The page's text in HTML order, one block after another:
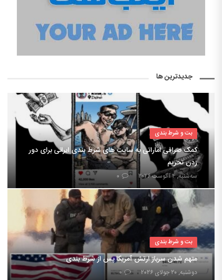
جدیدترین ها
بت و شرط بندی
کمک صرافی اماراتی به سایت های شرط بندی ایرانی برای دور
زدن تحریم
سه‌شنبه, ۴ آگوست ۲۰۲۶ ۰
بت و شرط بندی
متهم شدن سرباز ارتش آمریکا پس از شرط بندی
دوشنبه, ۲۰ جولای ۲۰۲۶ ۰